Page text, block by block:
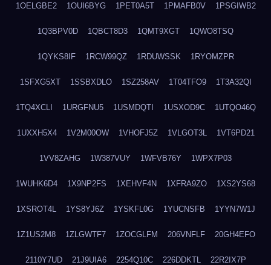
1OELGBE2 1OUI6BYG 1PET0A5T 1PMAFB0V 1PSGIWB2
1Q3BPV0D 1QBCT8D3 1QMT9XGT 1QWO8TSQ
1QYKS8IF 1RCW99QZ 1RDUWSSK 1RYOMZPR
1SFXG5XT 1SSBXDLO 1SZ258AV 1T04TFO9 1T3A32QI
1TQ4XCLI 1URGFNU5 1USMDQTI 1USXOD9C 1UTQO46Q
1UXXH5X4 1V2M00OW 1VHOFJ5Z 1VLGOT3L 1VT6PD21
1VV8ZAHG 1W387VUY 1WFVB76Y 1WPX7P03
1WUHK6D4 1X9NP2FS 1XEHVF4N 1XFRA9ZO 1XS2YS68
1XSROT4L 1YS8YJ6Z 1YSKFL0G 1YUCNSFB 1YYN7W1J
1Z1US2M8 1ZLGWTF7 1ZOCGLFM 206VNFLF 20GH4EFO
2110Y7UD 21J9UIA6 2254Q10C 226DDKTL 22R2IX7P